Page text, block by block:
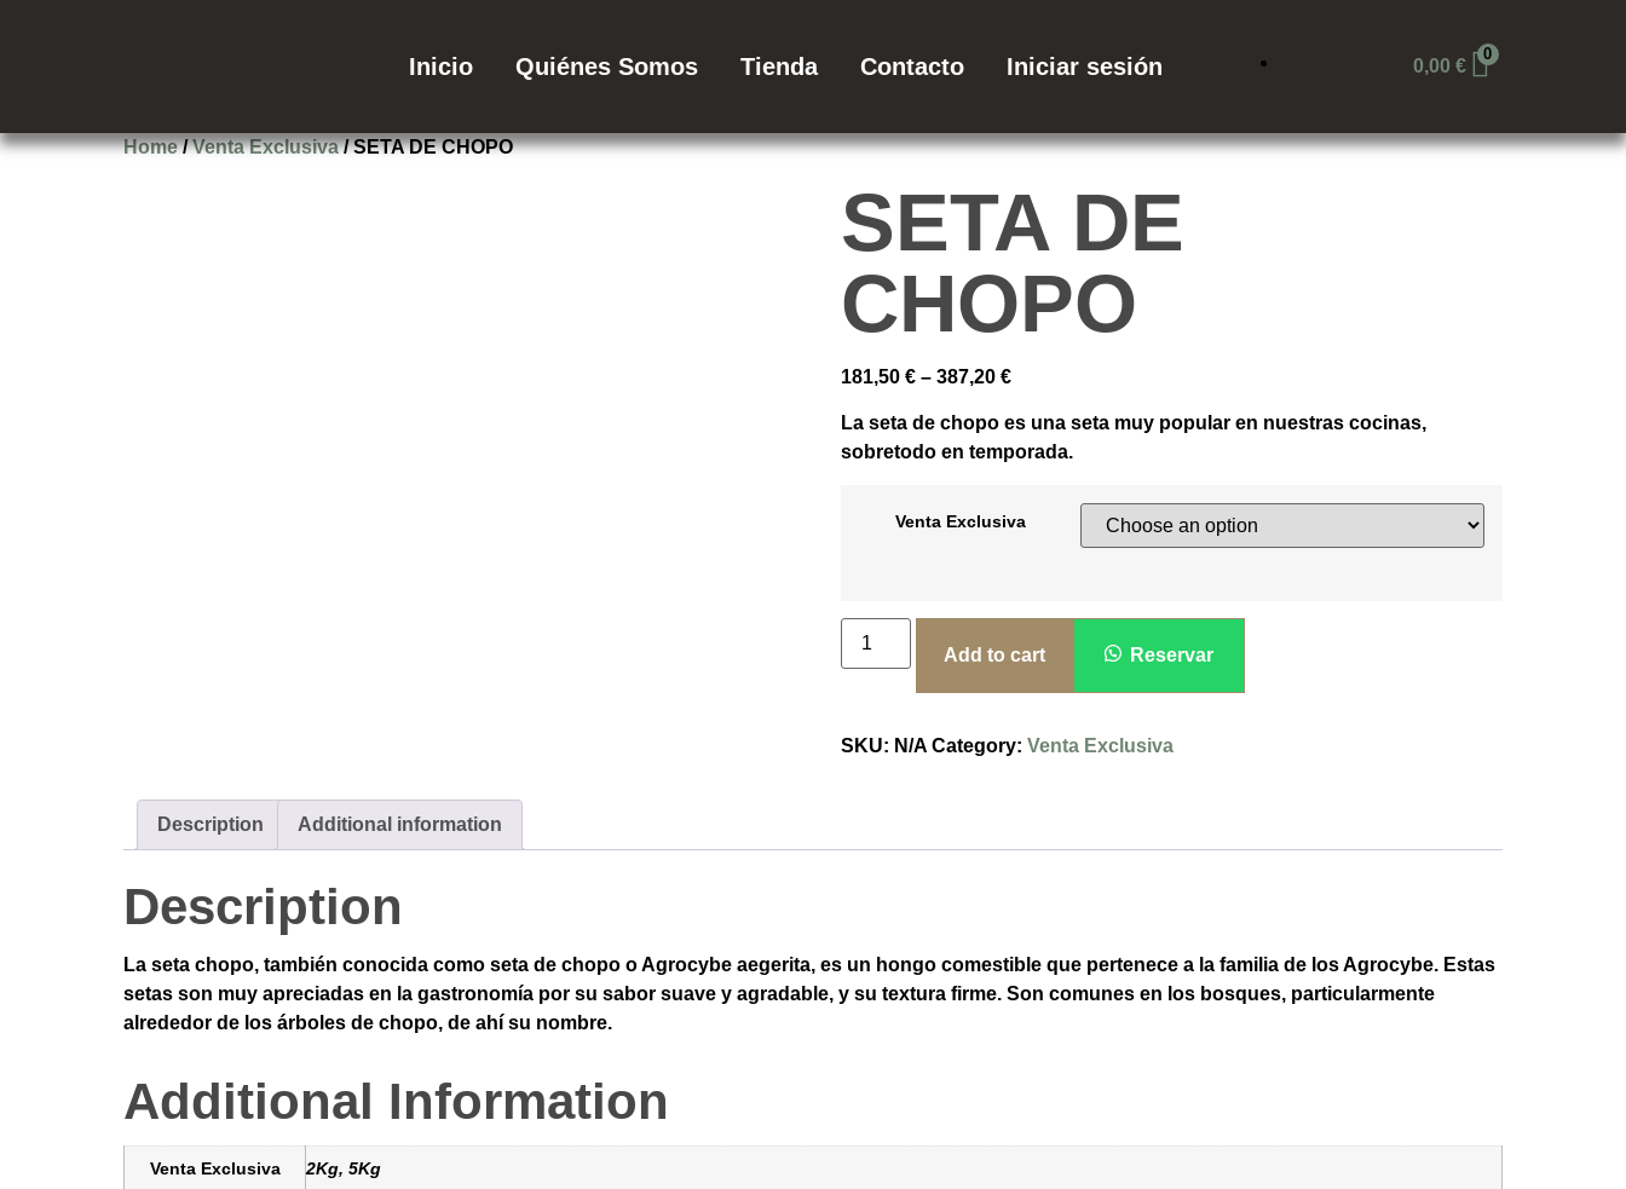
Inicio Quiénes Somos Tienda Contacto Iniciar sesión 0,00 €
0
Home/Venta Exclusiva/ SETA DE CHOPO
SETA DE
CHOPO
181,50 €– 387,20 €
La seta de chopo es una seta muy popular en nuestras cocinas,
sobretodo en temporada.
Venta Exclusiva
Add to cart Reservar
SKU: N/A Category: Venta Exclusiva
Description Additional information
Description
La seta chopo, también conocida como seta de chopo o Agrocybe aegerita, es un hongo comestible que pertenece a la familia de los Agrocybe. Estas
setas son muy apreciadas en la gastronomía por su sabor suave y agradable, y su textura firme. Son comunes en los bosques, particularmente
alrededor de los árboles de chopo, de ahí su nombre.
Additional Information
Venta Exclusiva 2Kg, 5Kg